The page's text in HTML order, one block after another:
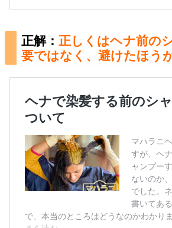
正解：正しくはヘナ前の
要ではなく、避けたほう